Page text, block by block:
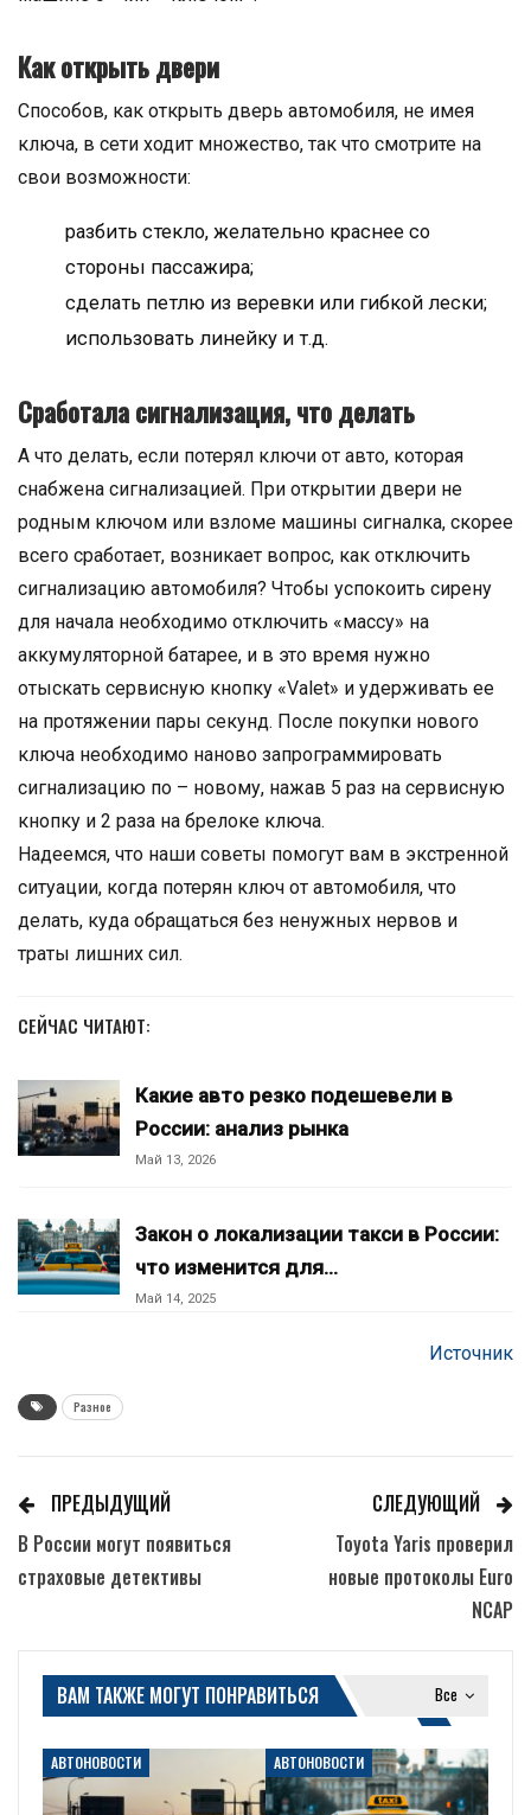
Как открыть двери
Способов, как открыть дверь автомобиля, не имея
ключа, в сети ходит множество, так что смотрите на
свои возможности:
разбить стекло, желательно краснее со
стороны пассажира;
сделать петлю из веревки или гибкой лески;
использовать линейку и т.д.
Сработала сигнализация, что делать
А что делать, если потерял ключи от авто, которая
снабжена сигнализацией. При открытии двери не
родным ключом или взломе машины сигналка, скорее
всего сработает, возникает вопрос, как отключить
сигнализацию автомобиля? Чтобы успокоить сирену
для начала необходимо отключить «массу» на
аккумуляторной батарее, и в это время нужно
отыскать сервисную кнопку «Valet» и удерживать ее
на протяжении пары секунд. После покупки нового
ключа необходимо наново запрограммировать
сигнализацию по – новому, нажав 5 раз на сервисную
кнопку и 2 раза на брелоке ключа.
Надеемся, что наши советы помогут вам в экстренной
ситуации, когда потерян ключ от автомобиля, что
делать, куда обращаться без ненужных нервов и
траты лишних сил.
СЕЙЧАС ЧИТАЮТ:
Какие авто резко подешевели в
России: анализ рынка
Май 13, 2026
Закон о локализации такси в России:
что изменится для…
Май 14, 2025
Источник
Разное
ПРЕДЫДУЩИЙ
В России могут появиться
страховые детективы
СЛЕДУЮЩИЙ
Toyota Yaris проверил
новые протоколы Euro
NCAP
Все
ВАМ ТАКЖЕ МОГУТ ПОНРАВИТЬСЯ
АВТОНОВОСТИ АВТОНОВОСТИ